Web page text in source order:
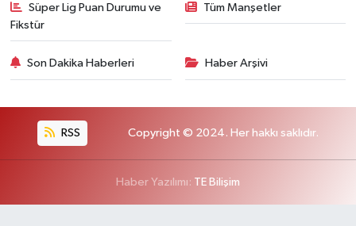
Süper Lig Puan Durumu ve
Fikstür
Tüm Manşetler
Son Dakika Haberleri Haber Arşivi
RSS Copyright © 2024. Her hakkı saklıdır.
Haber Yazılımı: TE Bilişim